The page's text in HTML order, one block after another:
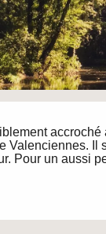
Valenciennes. Il
Pour un aussi